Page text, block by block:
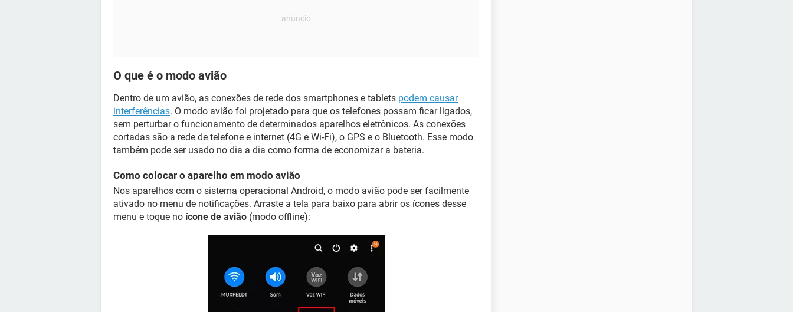
O que é o modo avião
Dentro de um avião, as conexões de rede dos smartphones e tablets podem causar
interferências. O modo avião foi projetado para que os telefones possam ficar ligados,
sem perturbar o funcionamento de determinados aparelhos eletrônicos. As conexões
cortadas são a rede de telefone e internet (4G e Wi-Fi), o GPS e o Bluetooth. Esse modo
também pode ser usado no dia a dia como forma de economizar a bateria.
Como colocar o aparelho em modo avião
Nos aparelhos com o sistema operacional Android, o modo avião pode ser facilmente
ativado no menu de notificações. Arraste a tela para baixo para abrir os ícones desse
menu e toque no ícone de avião (modo offline):